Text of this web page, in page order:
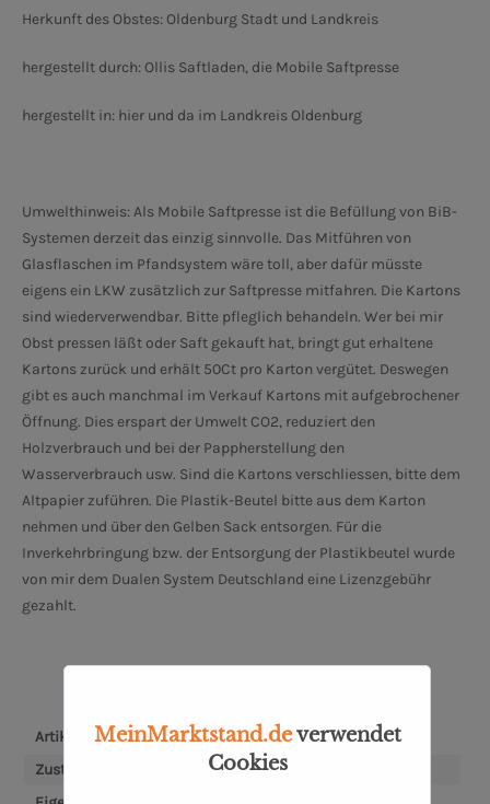
Herkunft des Obstes: Oldenburg Stadt und Landkreis
hergestellt durch: Ollis Saftladen, die Mobile Saftpresse
hergestellt in: hier und da im Landkreis Oldenburg
Umwelthinweis: Als Mobile Saftpresse ist die Befüllung von BiB-
Systemen derzeit das einzig sinnvolle. Das Mitführen von
Glasflaschen im Pfandsystem wäre toll, aber dafür müsste
eigens ein LKW zusätzlich zur Saftpresse mitfahren. Die Kartons
sind wiederverwendbar. Bitte pfleglich behandeln. Wer bei mir
Obst pressen läßt oder Saft gekauft hat, bringt gut erhaltene
Kartons zurück und erhält 50Ct pro Karton vergütet. Deswegen
gibt es auch manchmal im Verkauf Kartons mit aufgebrochener
Öffnung. Dies erspart der Umwelt CO2, reduziert den
Holzverbrauch und bei der Pappherstellung den
Wasserverbrauch usw. Sind die Kartons verschliessen, bitte dem
Altpapier zuführen. Die Plastik-Beutel bitte aus dem Karton
nehmen und über den Gelben Sack entsorgen. Für die
Inverkehrbringung bzw. der Entsorgung der Plastikbeutel wurde
von mir dem Dualen System Deutschland eine Lizenzgebühr
gezahlt.
Artikel-Nr.:
SW10798
Zusteller:
CITIPOST Oldenburg
MeinMarktstand.deverwendet
Cookies